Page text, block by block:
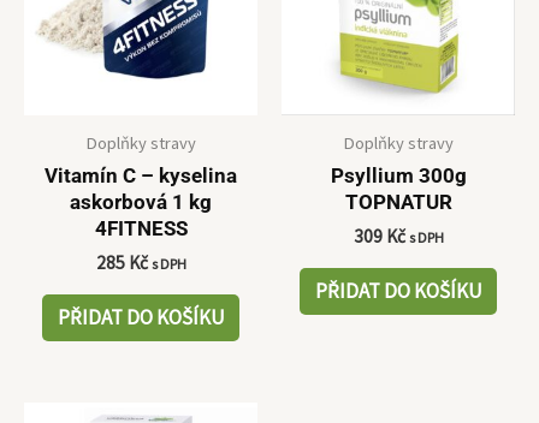
Doplňky stravy
Vitamín C – kyselina
askorbová 1 kg
4FITNESS
285 Kč s DPH
PŘIDAT DO KOŠÍKU
Doplňky stravy
Psyllium 300g
TOPNATUR
309 Kč s DPH
PŘIDAT DO KOŠÍKU